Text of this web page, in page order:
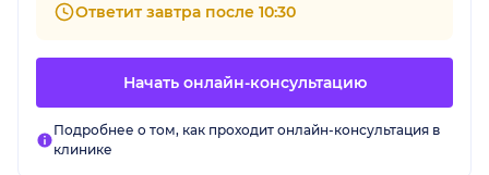
Ответит завтра после 10:30
Начать онлайн-консультацию
Подробнее о том, как проходит онлайн-консультация в
клинике